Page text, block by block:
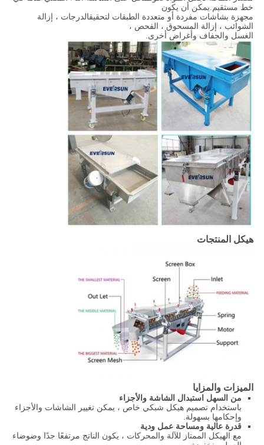
خط مستقيم.يمكن أن يكون
مجهزة بشاشات مفردة أو متعددة الطبقات لتحقيقالدرجات ، إزالة
الشوائب ، إزالة المسحوق ، الفحص ،
الغسل والجفاف وأغراض أخرى.
هيكل المنتجات
الميزات والمزايا
من السهل استبدال الشاشة والأجزاء
باستخدام تصميم هيكل شبكي خاص ، يمكن تغيير الشاشات والأجزاء
وإحكامها بسهولة.
قدرة عالية ومساحة عمل ودية
مع الهيكل الممتاز للآلة والمحركات ، يكون الناتج مرتفعًا جدًا وضوضاء